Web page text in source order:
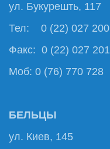
ул. Букурешть, 117
Тел: 0 (22) 027 200
Факс: 0 (22) 027 201
Моб: 0 (76) 770 728
БЕЛЬЦЫ
ул. Киев, 145